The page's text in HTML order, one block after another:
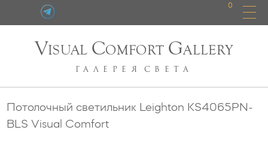
0
VISUAL COMFORT GALLERY
ГАЛЕРЕЯ СВЕТА
Потолочный светильник Leighton KS4065PN-
BLS Visual Comfort